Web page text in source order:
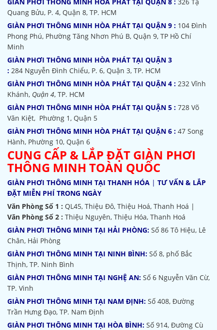
Quang Bửu, P. 4, Quận 8, TP. HCM
GIÀN PHƠI THÔNG MINH HÒA PHÁT TẠI QUẬN 9 : 104 Đình
Phong Phú, Phường Tăng Nhơn Phú B, Quận 9, TP Hồ Chí
Minh
GIÀN PHƠI THÔNG MINH HÒA PHÁT TẠI QUẬN 3
: 284 Nguyễn Đình Chiểu, P. 6, Quận 3, TP. HCM
GIÀN PHƠI THÔNG MINH HÒA PHÁT TẠI QUẬN 4 : 232 Vĩnh
Khánh, Quận 4, TP. HCM
GIÀN PHƠI THÔNG MINH HÒA PHÁT TẠI QUẬN 5 : 728 Võ
Văn Kiệt, Phường 1, Quận 5
GIÀN PHƠI THÔNG MINH HÒA PHÁT TẠI QUẬN 6 : 47 Song
Hành, Phường 10, Quận 6
CUNG CẤP & LẮP ĐẶT GIÀN PHƠI
THÔNG MINH TOÀN QUỐC
GIÀN PHƠI THÔNG MINH TẠI THANH HÓA | TƯ VẤN & LẮP
ĐẶT MIỄN PHÍ TRONG NGÀY
Văn Phòng Số 1 : QL45, Thiệu Đô, Thiệu Hoá, Thanh Hoá |
Văn Phòng Số 2 : Thiệu Nguyên, Thiệu Hóa, Thanh Hoá
GIÀN PHƠI THÔNG MINH TẠI HẢI PHÒNG: Số 86 Tô Hiệu, Lê
Chân, Hải Phòng
GIÀN PHƠI THÔNG MINH TẠI NINH BÌNH: Số 8, phố Bắc
Thịnh, TP. Ninh Bình
GIÀN PHƠI THÔNG MINH TẠI NGHỆ AN: Số 6 Nguyễn Văn Cừ,
TP. Vinh
GIÀN PHƠI THÔNG MINH TẠI NAM ĐỊNH: Số 408, Đường
Trần Hưng Đạo, TP. Nam Định
GIÀN PHƠI THÔNG MINH TẠI HÒA BÌNH: Số 914, Đường Cù